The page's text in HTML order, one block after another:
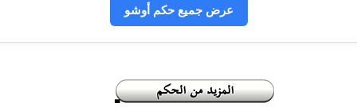
عرض جميع حكم أوشو